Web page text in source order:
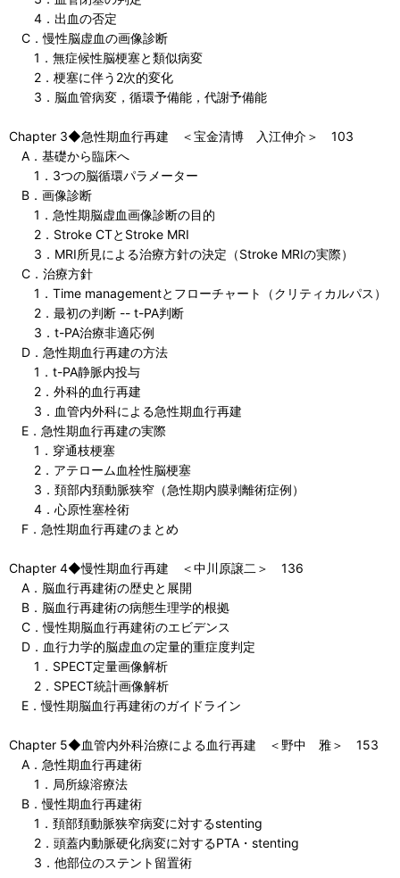
4．出血の否定
C．慢性脳虚血の画像診断
1．無症候性脳梗塞と類似病変
2．梗塞に伴う2次的変化
3．脳血管病変，循環予備能，代謝予備能
Chapter 3◆急性期血行再建 ＜宝金清博 入江伸介＞ 103
A．基礎から臨床へ
1．3つの脳循環パラメーター
B．画像診断
1．急性期脳虚血画像診断の目的
2．Stroke CTとStroke MRI
3．MRI所見による治療方針の決定（Stroke MRIの実際）
C．治療方針
1．Time managementとフローチャート（クリティカルパス）
2．最初の判断 -- t-PA判断
3．t-PA治療非適応例
D．急性期血行再建の方法
1．t-PA静脈内投与
2．外科的血行再建
3．血管内外科による急性期血行再建
E．急性期血行再建の実際
1．穿通枝梗塞
2．アテローム血栓性脳梗塞
3．頚部内頚動脈狭窄（急性期内膜剥離術症例）
4．心原性塞栓術
F．急性期血行再建のまとめ
Chapter 4◆慢性期血行再建 ＜中川原譲二＞ 136
A．脳血行再建術の歴史と展開
B．脳血行再建術の病態生理学的根拠
C．慢性期脳血行再建術のエビデンス
D．血行力学的脳虚血の定量的重症度判定
1．SPECT定量画像解析
2．SPECT統計画像解析
E．慢性期脳血行再建術のガイドライン
Chapter 5◆血管内外科治療による血行再建 ＜野中 雅＞ 153
A．急性期血行再建術
1．局所線溶療法
B．慢性期血行再建術
1．頚部頚動脈狭窄病変に対するstenting
2．頭蓋内動脈硬化病変に対するPTA・stenting
3．他部位のステント留置術